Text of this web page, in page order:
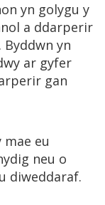
yn golygu y
a ddarperir
Byddwn yn
ar gyfer
gan
eu
neu o
diweddaraf.